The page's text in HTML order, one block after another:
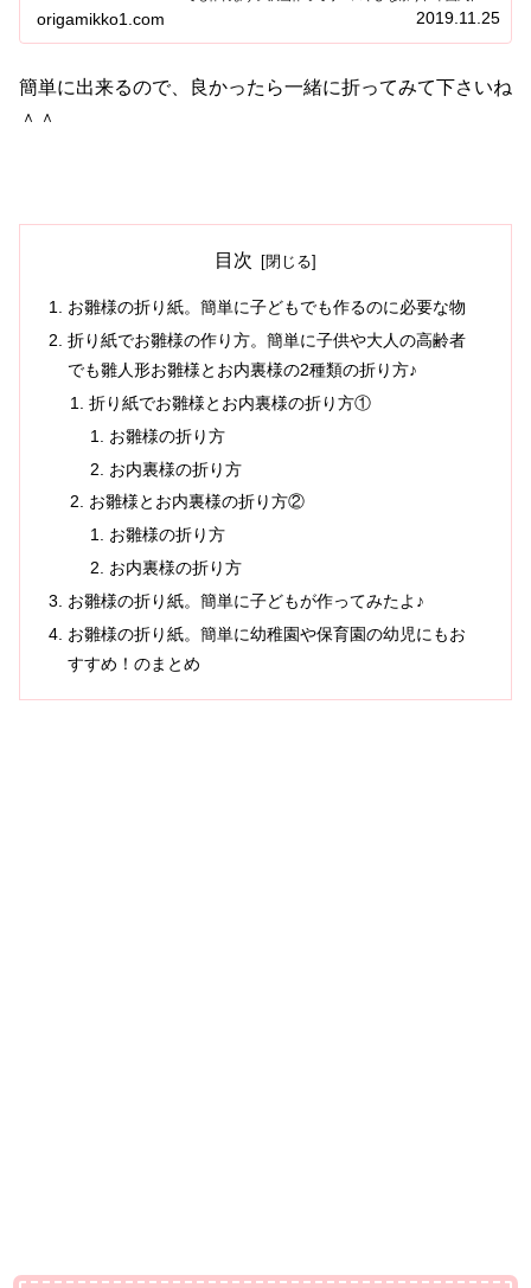
origamikko1.com 2019.11.25
簡単に出来るので、良かったら一緒に折ってみて下さいね
＾＾
目次
お雛様の折り紙。簡単に子どもでも作るのに必要な物
折り紙でお雛様の作り方。簡単に子供や大人の高齢者
でも雛人形お雛様とお内裏様の2種類の折り方♪
折り紙でお雛様とお内裏様の折り方①
お雛様の折り方
お内裏様の折り方
お雛様とお内裏様の折り方②
お雛様の折り方
お内裏様の折り方
お雛様の折り紙。簡単に子どもが作ってみたよ♪
お雛様の折り紙。簡単に幼稚園や保育園の幼児にもお
すすめ！のまとめ